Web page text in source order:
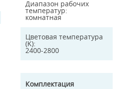
Диапазон рабочих
температур
комнатная
Цветовая температура
(K)
2400-2800
Комплектация